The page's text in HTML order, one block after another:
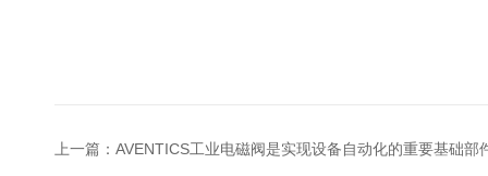
上一篇： AVENTICS工业电磁阀是实现设备自动化的重要基础部